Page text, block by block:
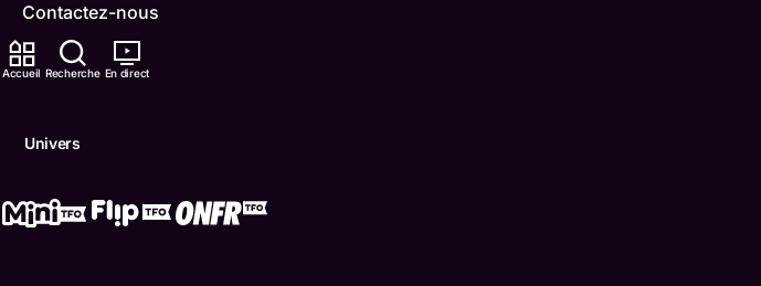
Accueil Recherche En direct
Univers
Contactez-nous
ONFR
Conditions d'utilisation